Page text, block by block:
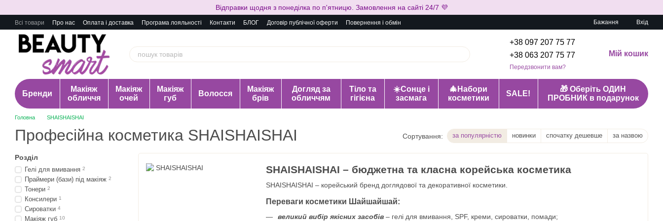
Відправки щодня з понеділка по п'ятницю. Замовлення на сайті 24/7 💜
Всі товари Про нас Оплата і доставка Програма лояльності Контакти БЛОГ Договір публічної оферти Повернення і обмін Бажання Вхід
+38 097 207 75 77
+38 063 207 75 77
Передзвонити вам?
Мій кошик
Бренди
Макіяж
обличчя
Макіяж
очей
Макіяж
губ
Волосся
Макіяж
брів
Догляд за
обличчям
Тіло та
гігієна
☀️Сонце і
засмага
🎄Набори
косметики
SALE!
🎁 Оберіть ОДИН
ПРОБНИК в подарунок
Головна SHAISHAISHAI
Професійна косметика SHAISHAISHAI Сортування: за популярністю новинки спочатку дешевше за назвою
SHAISHAISHAI – бюджетна та класна корейська косметика
SHAISHAISHAI – корейський бренд доглядової та декоративної косметики.
Переваги косметики Шайшайшай:
великий вибір якісних засобів – гелі для вмивання, SPF, креми, сироватки, помади;
Розділ
Гелі для вмивання 2
Праймери (бази) під макіяж 2
Тонери 2
Консилери 1
Сироватки 4
Макіяж губ 10